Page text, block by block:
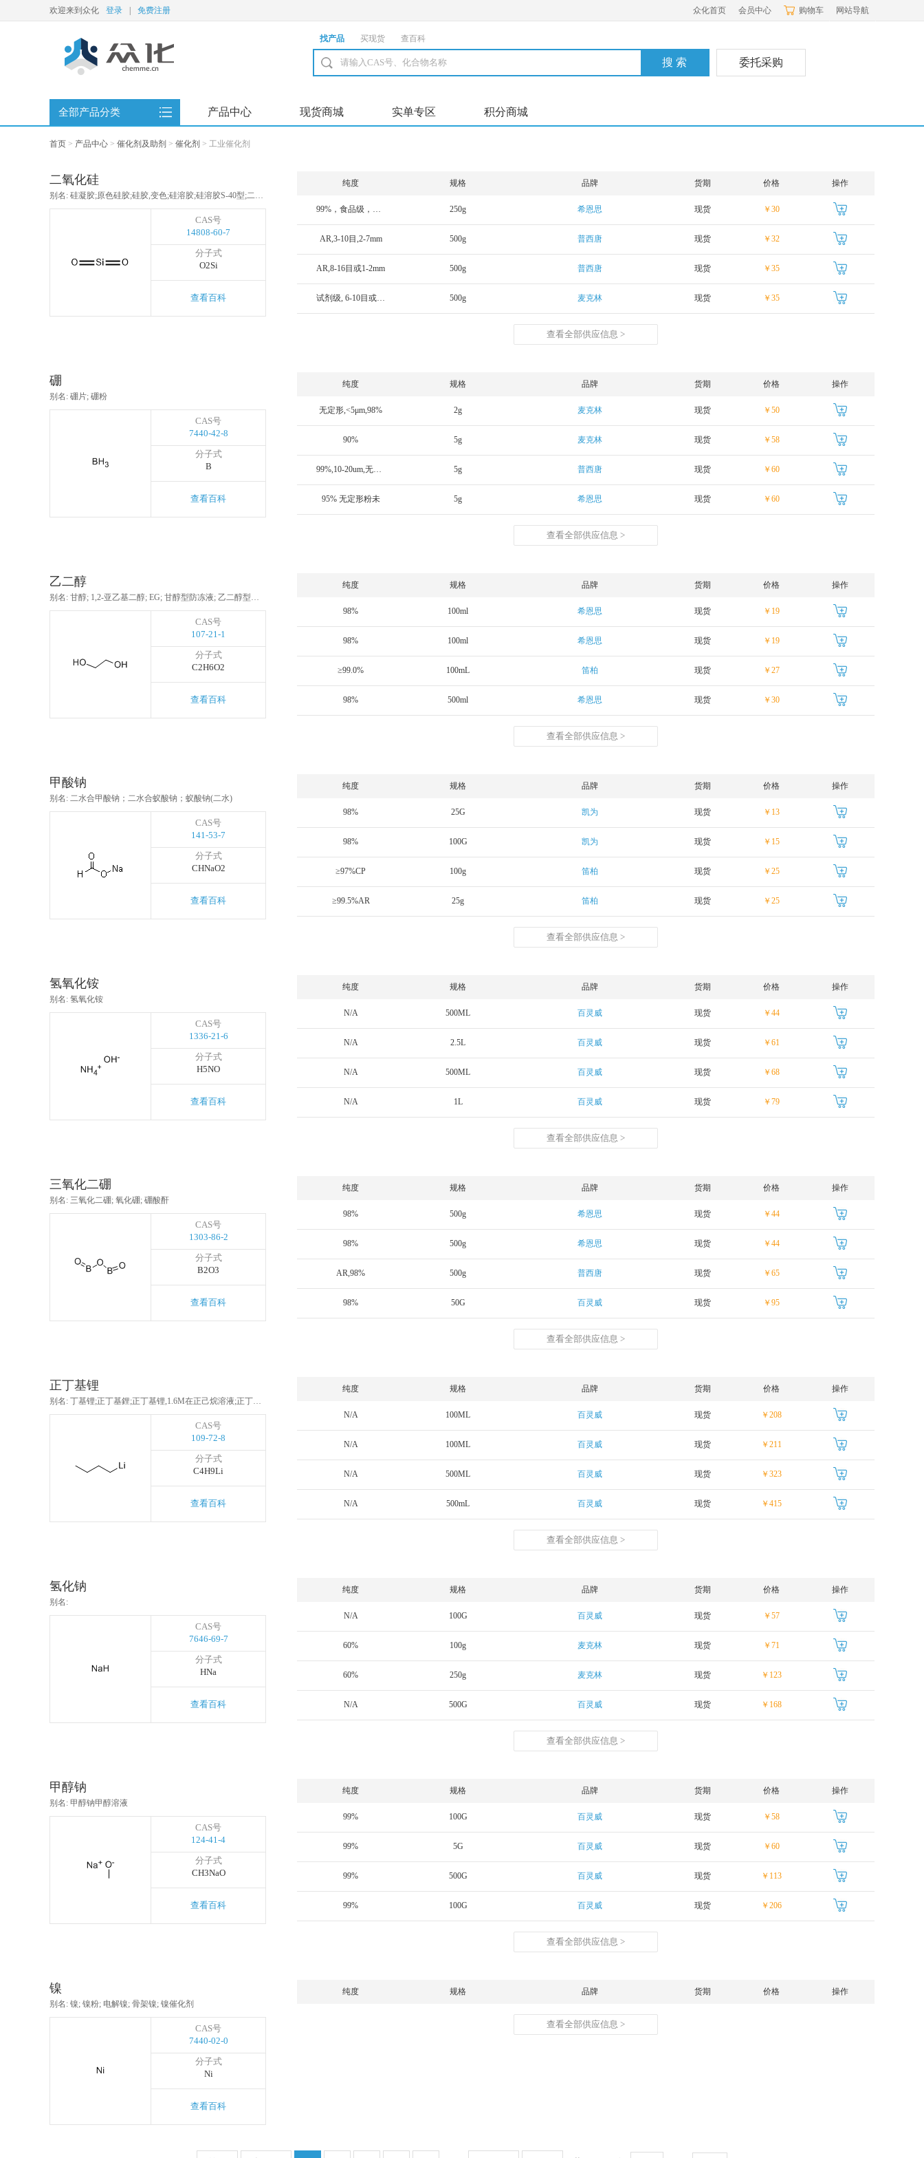
欢迎来到众化 登录 免费注册 众化首页 会员中心 购物车 网站导航
找产品 买现货 查百科
委托采购
全部产品分类 产品中心 现货商城 实单专区 积分商城
首页 > 产品中心 > 催化剂及助剂 > 催化剂 > 工业催化剂
二氧化硅
别名: 硅凝胶;原色硅胶;硅胶,变色;硅溶胶;硅溶胶S-40型;二氧化硅水溶胶(S-40型);硅溶胶LS-28型;二氧化硅水溶胶(LS-28型);粗孔微球硅胶;B型硅胶;球形硅胶;A型硅胶;蓝色硅胶;硅胶G;硅胶GF254;硅胶GF366;硅胶H;硅胶HF254;硅胶HF254+366
CAS号
14808-60-7
分子式
O2Si
查看百科
纯度 规格 品牌 货期 价格 操作
99%，食品级，粉末 250g 希恩思 现货 ￥30
AR,3-10目,2-7mm 500g 普西唐 现货 ￥32
AR,8-16目或1-2mm 500g 普西唐 现货 ￥35
试剂级, 6-10目或2-3mm 500g 麦克林 现货 ￥35
查看全部供应信息 >
硼
别名: 硼片; 硼粉
CAS号
7440-42-8
分子式
B
查看百科
纯度 规格 品牌 货期 价格 操作
无定形,<5μm,98% 2g 麦克林 现货 ￥50
90% 5g 麦克林 现货 ￥58
99%,10-20um,无定形 5g 普西唐 现货 ￥60
95% 无定形粉未 5g 希恩思 现货 ￥60
查看全部供应信息 >
乙二醇
别名: 甘醇; 1,2-亚乙基二醇; EG; 甘醇型防冻液; 乙二醇型防冻液
CAS号
107-21-1
分子式
C2H6O2
查看百科
纯度 规格 品牌 货期 价格 操作
98% 100ml 希恩思 现货 ￥19
98% 100ml 希恩思 现货 ￥19
≥99.0% 100mL 笛柏 现货 ￥27
98% 500ml 希恩思 现货 ￥30
查看全部供应信息 >
甲酸钠
别名: 二水合甲酸钠；二水合蚁酸钠；蚁酸钠(二水)
CAS号
141-53-7
分子式
CHNaO2
查看百科
纯度 规格 品牌 货期 价格 操作
98% 25G 凯为 现货 ￥13
98% 100G 凯为 现货 ￥15
≥97%CP 100g 笛柏 现货 ￥25
≥99.5%AR 25g 笛柏 现货 ￥25
查看全部供应信息 >
氢氧化铵
别名: 氢氧化铵
CAS号
1336-21-6
分子式
H5NO
查看百科
纯度 规格 品牌 货期 价格 操作
N/A 500ML 百灵威 现货 ￥44
N/A 2.5L 百灵威 现货 ￥61
N/A 500ML 百灵威 现货 ￥68
N/A 1L 百灵威 现货 ￥79
查看全部供应信息 >
三氧化二硼
别名: 三氧化二硼; 氧化硼; 硼酸酐
CAS号
1303-86-2
分子式
B2O3
查看百科
纯度 规格 品牌 货期 价格 操作
98% 500g 希恩思 现货 ￥44
98% 500g 希恩思 现货 ￥44
AR,98% 500g 普西唐 现货 ￥65
98% 50G 百灵威 现货 ￥95
查看全部供应信息 >
正丁基锂
别名: 丁基锂;正丁基鋰;正丁基锂,1.6M在正己烷溶液;正丁基锂,2.5M正己烷溶液;丁[基]鋰;正丁基锂1.6M正己烷溶液;正丁基锂,2.2M溶于环己烷
CAS号
109-72-8
分子式
C4H9Li
查看百科
纯度 规格 品牌 货期 价格 操作
N/A 100ML 百灵威 现货 ￥208
N/A 100ML 百灵威 现货 ￥211
N/A 500ML 百灵威 现货 ￥323
N/A 500mL 百灵威 现货 ￥415
查看全部供应信息 >
氢化钠
别名:
CAS号
7646-69-7
分子式
HNa
查看百科
纯度 规格 品牌 货期 价格 操作
N/A 100G 百灵威 现货 ￥57
60% 100g 麦克林 现货 ￥71
60% 250g 麦克林 现货 ￥123
N/A 500G 百灵威 现货 ￥168
查看全部供应信息 >
甲醇钠
别名: 甲醇钠甲醇溶液
CAS号
124-41-4
分子式
CH3NaO
查看百科
纯度 规格 品牌 货期 价格 操作
99% 100G 百灵威 现货 ￥58
99% 5G 百灵威 现货 ￥60
99% 500G 百灵威 现货 ￥113
99% 100G 百灵威 现货 ￥206
查看全部供应信息 >
镍
别名: 镍; 镍粉; 电解镍; 骨架镍; 镍催化剂
CAS号
7440-02-0
分子式
Ni
查看百科
纯度 规格 品牌 货期 价格 操作
查看全部供应信息 >